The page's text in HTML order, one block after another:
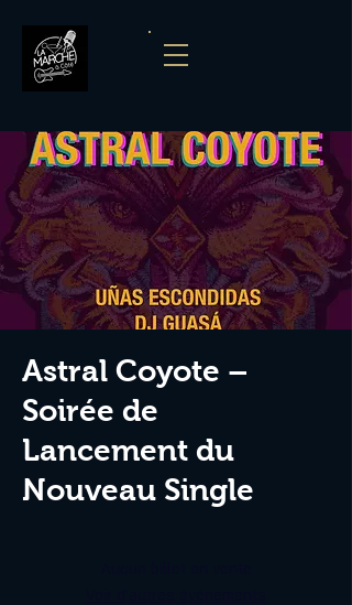
Astral Coyote –
Soirée de
Lancement du
Nouveau Single